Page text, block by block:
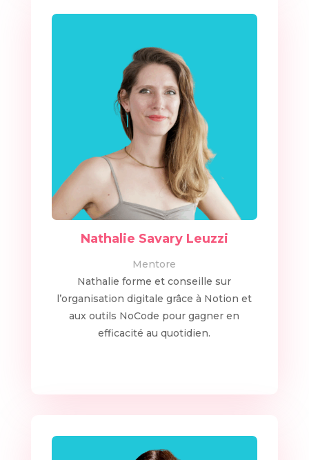
Nathalie Savary Leuzzi
Mentore
Nathalie forme et conseille sur
l’organisation digitale grâce à Notion et
aux outils NoCode pour gagner en
efficacité au quotidien.